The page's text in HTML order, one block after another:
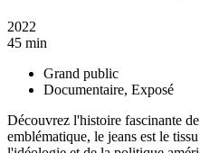
2022
45 min
Grand public
Documentaire, Exposé
Découvrez l'histoire fascinante
emblématique, le jeans est le